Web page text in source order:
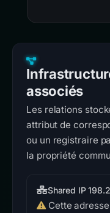
associés
Les relations
attribut de
ou un registraire
la propriété
Shared IP
Cette